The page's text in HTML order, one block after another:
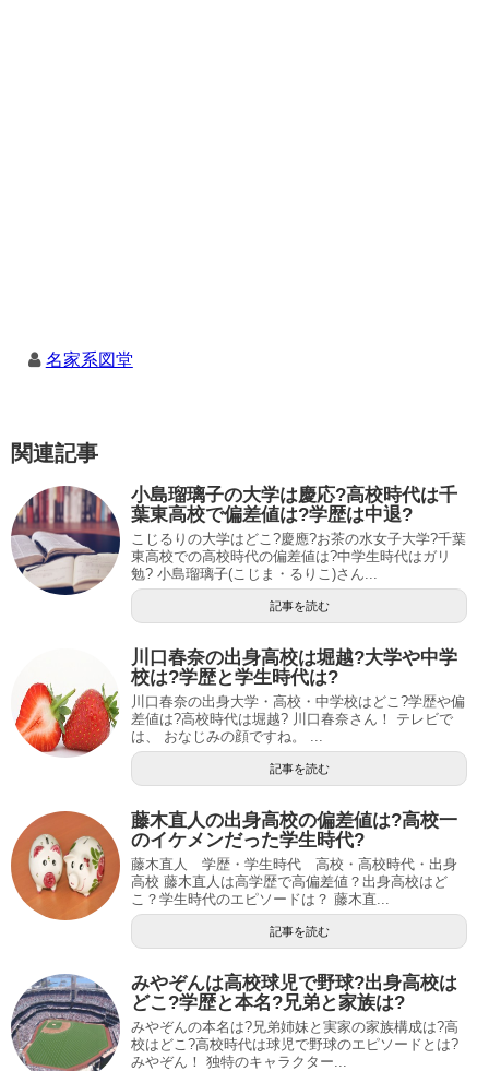
名家系図堂
関連記事
小島瑠璃子の大学は慶応?高校時代は千
葉東高校で偏差値は?学歴は中退?
こじるりの大学はどこ?慶應?お茶の水女子大学?千葉
東高校での高校時代の偏差値は?中学生時代はガリ
勉? 小島瑠璃子(こじま・るりこ)さん...
記事を読む
川口春奈の出身高校は堀越?大学や中学
校は?学歴と学生時代は?
川口春奈の出身大学・高校・中学校はどこ?学歴や偏
差値は?高校時代は堀越? 川口春奈さん！ テレビで
は、 おなじみの顔ですね。 ...
記事を読む
藤木直人の出身高校の偏差値は?高校一
のイケメンだった学生時代?
藤木直人 学歴・学生時代 高校・高校時代・出身
高校 藤木直人は高学歴で高偏差値？出身高校はど
こ？学生時代のエピソードは？ 藤木直...
記事を読む
みやぞんは高校球児で野球?出身高校は
どこ?学歴と本名?兄弟と家族は?
みやぞんの本名は?兄弟姉妹と実家の家族構成は?高
校はどこ?高校時代は球児で野球のエピソードとは?
みやぞん！ 独特のキャラクター...